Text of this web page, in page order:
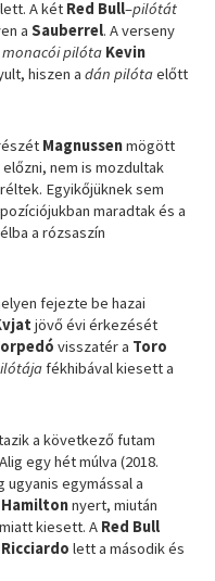
A két Red Bull–pilótát
aSauberrel. A verseny
monacói pilóta Kevin
hiszen adán pilótaelőtt
Magnussenmögött
nem is mozdultak
Egyikőjüknek sem
maradtak és a
a rózsaszín
fejezte be hazai
jövő évi érkezését
visszatér a Toro
fékhibával kiesett a
a következő futam
egy hét múlva (2018.
ugyanis egymással a
nyert, miután
kiesett. A Red Bull
Ricciardo lett a második és